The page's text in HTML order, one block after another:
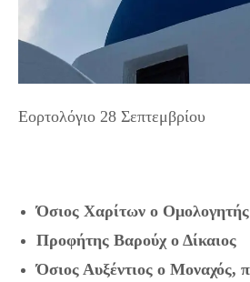
Εορτολόγιο 28 Σεπτεμβρίου
Όσιος Χαρίτων ο Ομολογητής
Προφήτης Βαρούχ ο Δίκαιος
Όσιος Αυξέντιος ο Μοναχός,